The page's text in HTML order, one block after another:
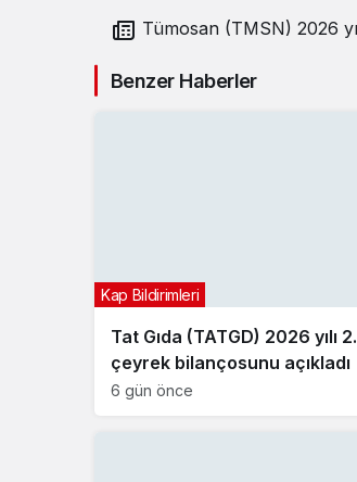
Benzer Haberler
Tat Gıda (TATGD) 2026 yılı 2.
çeyrek bilançosunu açıkladı
Kap Bildirimleri
6 gün önce